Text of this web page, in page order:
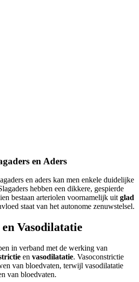
en Aders
en aders kan men enkele duidelijke
hebben een dikkere, gespierde
bestaan arteriolen voornamelijk uit glad
staat van het autonome zenuwstelsel.
Vasodilatatie
in verband met de werking van
en vasodilatatie. Vasoconstrictie
van bloedvaten, terwijl vasodilatatie
van bloedvaten.